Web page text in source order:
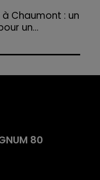
Chaumont : un
un...
et la confiscation
80